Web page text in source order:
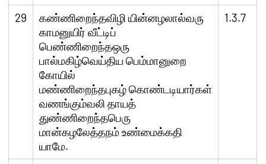
29
கண்ணிறைந்தவிழி யின்னழலால்வரு
காமனுயிர் வீட்டிப்
பெண்ணிறைந்தஒரு
பால்மகிழ்வெய்திய பெம்மானுறை
கோயில்
மண்ணிறைந்தபுகழ் கொண்டடியார்கள்
வணங்கும்வலி தாயத்
துண்ணிறைந்தபெரு
மான்கழலேத்தநம் உண்மைக்கதி
யாமே.
1.3.7